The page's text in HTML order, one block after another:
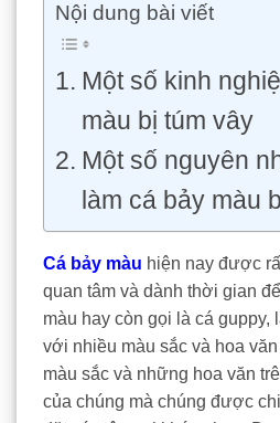
Nội dung bài viết
Một số kinh
màu bị túm vây
Một số nguyên
làm cá bảy màu
Cá bảy màu hiện nay được
quan tâm và dành thời gian
màu hay còn gọi là cá guppy,
với nhiều màu sắc và hoa
màu sắc và những hoa văn
của chúng mà chúng được